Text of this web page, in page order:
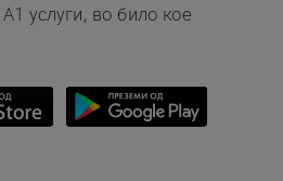
услуги, во било кое